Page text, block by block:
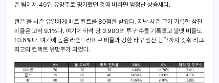
즌 팀에서 49위 유망주로 평가했던 것에 비하면 엄청난 상승세다.
콴은 올 시즌 유일하게 배트 컨트롤 80점을 받았다. 지난 시즌 그가 기록한 삼진
비율은 고작 9.1%다. 여기에 타석 당 3.983의 투구 수를 기록했고 볼넷 비율도
10.6%다. 여기에 높은 라인드라이브 비율과 강한 타구 생산 능력까지 갖춰 리그
최고의 컨택트 유망주가 되었다.